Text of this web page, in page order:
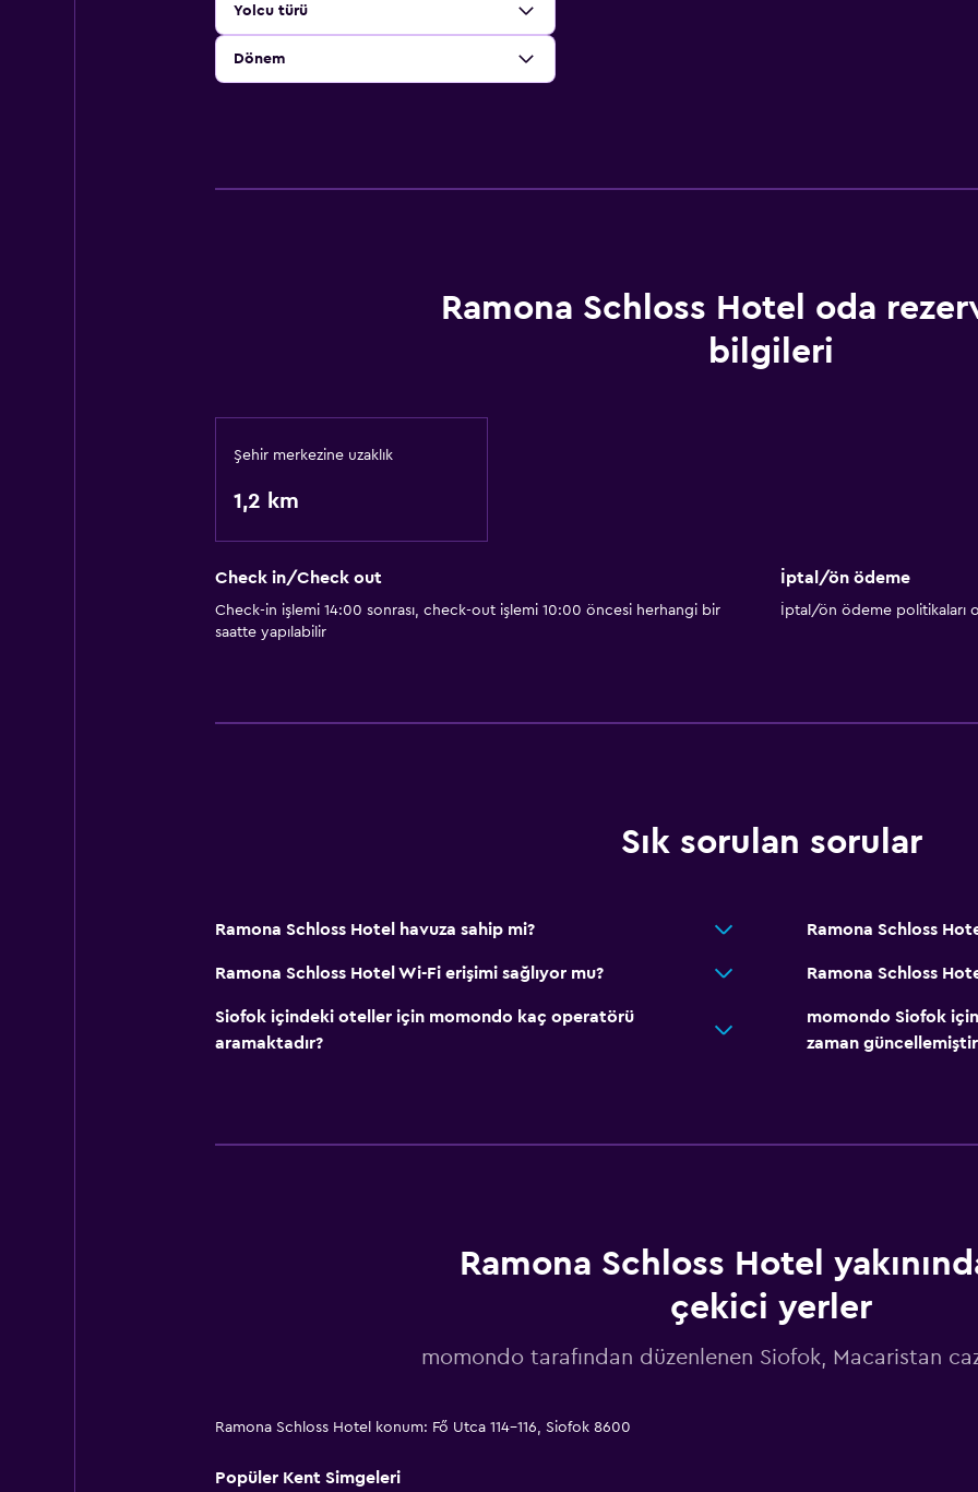
Yolcu türü
Dönem
Ramona Schloss Hotel oda
bilgileri
Şehir merkezine uzaklık
1,2 km
Check in/Check out
Check-in işlemi 14:00 sonrası, check-out işlemi 10:00 öncesi herhangi bir
saatte yapılabilir
İptal/ön ödeme
İptal/ön ödeme politikaları
Sık sorulan sorular
Ramona Schloss Hotel havuza sahip mi? Ramona Schloss
Ramona Schloss Hotel Wi-Fi erişimi sağlıyor mu? Ramona Schloss
Siofok içindeki oteller için momondo kaç operatörü
aramaktadır?
momondo Siofok
zaman
Ramona Schloss Hotel
çekici yerler
momondo tarafından düzenlenen Siofok, Macaristan
Ramona Schloss Hotel konum: Fő Utca 114-116, Siofok 8600
Popüler Kent Simgeleri